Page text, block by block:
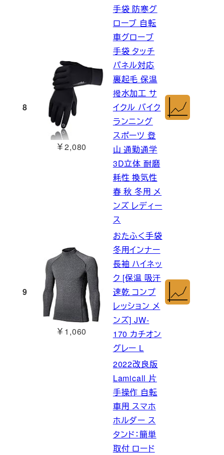
8
￥2,080
手袋 防寒グ
ローブ 自転
車グローブ
手袋 タッチ
パネル対応
裏起毛 保温
撥水加工 サ
イクル バイク
ランニング
スポーツ 登
山 通勤通学
3D立体 耐磨
耗性 換気性
春 秋 冬用 メ
ンズ レディー
ス
9
￥1,060
おたふく手袋
冬用インナー
長袖 ハイネッ
ク [保温 吸汗
速乾 コンプ
レッション メ
ンズ] JW-
170 カチオン
グレー L
2022改良版
Lamicall 片
手操作 自転
車用 スマホ
ホルダー ス
タンド：簡単
取付 ロード